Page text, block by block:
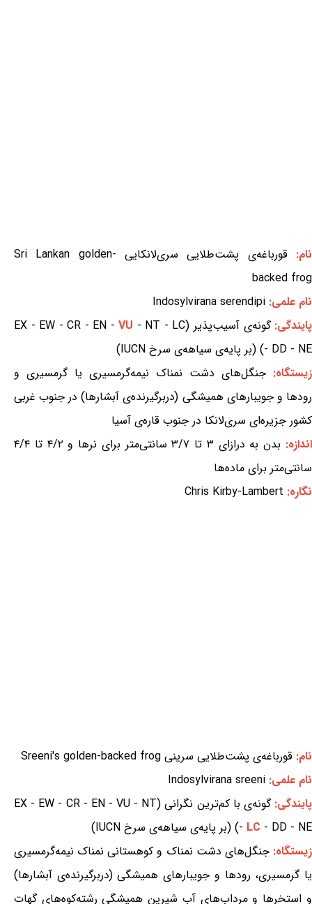
نام:
قورباغه‌ی پشت‌طلایی سری‌لانکایی Sri Lankan golden-
backed frog
نام علمی: Indosylvirana serendipi
پایندگی:گونه‌ی آسیب‌پذیر (EX - EW - CR - EN - VU - NT - LC
- DD - NE) (بر پایه‌ی سیاهه‌ی سرخ IUCN)
زیستگاه: جنگل‌های دشت نمناک نیمه‌گرمسیری یا گرمسیری و
رودها و جویبارهای همیشگی (دربرگیرنده‌ی آبشارها) در جنوب غربی
کشور جزیره‌ای سری‌لانکا در جنوب قاره‌ی آسیا
اندازه:
بدن به درازای ۳ تا ۳/۷ سانتی‌متر برای نرها و ۴/۲ تا ۴/۴
سانتی‌متر برای ماده‌ها
نگاره: Chris Kirby-Lambert
نام: قورباغه‌ی پشت‌طلایی سرینی Sreeni's golden-backed frog
نام علمی: Indosylvirana sreeni
پایندگی:
گونه‌ی با کم‌ترین نگرانی (EX - EW - CR - EN - VU - NT
- LC - DD - NE) (بر پایه‌ی سیاهه‌ی سرخ IUCN)
زیستگاه:جنگل‌های دشت نمناک و کوهستانی نمناک نیمه‌گرمسیری
یا گرمسیری، رودها و جویبارهای همیشگی (دربرگیرنده‌ی آبشارها)
و استخرها و مرداب‌های آب شیرین همیشگی رشته‌کوه‌های گهات